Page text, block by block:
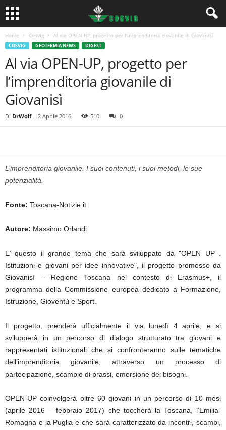
Home Cosvig Al via OPEN-UP, progetto per l’imprenditoria giovanile di Giovanisì
COSVIG GEOTERMIA NEWS DIGEST
Al via OPEN-UP, progetto per
l’imprenditoria giovanile di
Giovanisì
Di DrWolf- 2 Aprile 2016 510 0
L’imprenditoria giovanile. I suoi contenuti, i suoi metodi, le sue
potenzialità.
Fonte: Toscana-Notizie.it
Autore: Massimo Orlandi
E’ questo il grande tema che sarà sviluppato da "OPEN UP .
Istituzioni e giovani per idee innovative", il progetto promosso da
Giovanisì – Regione Toscana nel contesto di Erasmus+, il
programma della Commissione europea dedicato a Formazione,
Istruzione, Gioventù e Sport.
Il progetto, prenderà ufficialmente il via lunedì 4 aprile, e si
svilupperà in un percorso di dialogo strutturato tra giovani e
rappresentati istituzionali che si confronteranno sulle tematiche
dell’imprenditoria giovanile, attraverso un processo di
partecipazione, scambio di prassi, emersione dei bisogni.
OPEN-UP coinvolgerà oltre 60 giovani in un percorso di 10 mesi
(aprile 2016 – febbraio 2017) che toccherà la Toscana, l’Emilia-
Romagna e la Puglia e che sarà caratterizzato da incontri, scambi,